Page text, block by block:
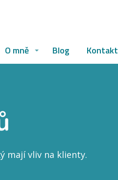
O mně Blog Kontakt
mají vliv na klienty.